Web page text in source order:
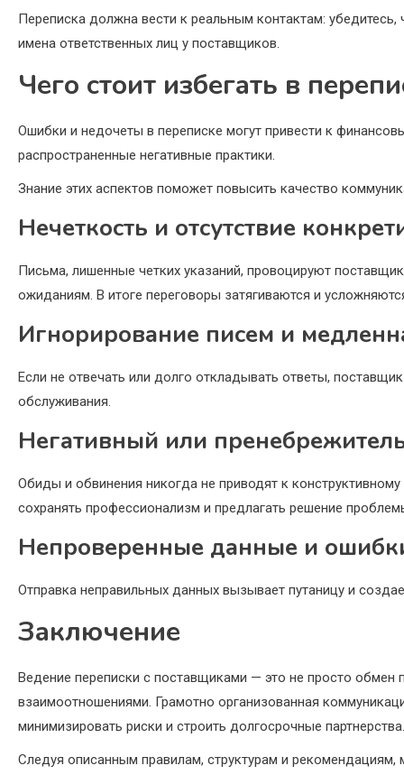
Переписка должна вести к реальным контактам:
имена ответственных лиц у поставщиков.
Чего стоит избегать в
Ошибки и недочеты в переписке могут привести к
распространенные негативные практики.
Знание этих аспектов поможет повысить качество
Нечеткость и отсутствие
Письма, лишенные четких указаний, провоцируют
ожиданиям. В итоге переговоры затягиваются и
Игнорирование писем и
Если не отвечать или долго откладывать ответы,
обслуживания.
Негативный или
Обиды и обвинения никогда не приводят к
сохранять профессионализм и предлагать решение
Непроверенные данные и
Отправка неправильных данных вызывает путаницу и
Заключение
Ведение переписки с поставщиками — это не просто обмен
взаимоотношениями. Грамотно организованная
минимизировать риски и строить долгосрочные партнерства.
Следуя описанным правилам, структурам и